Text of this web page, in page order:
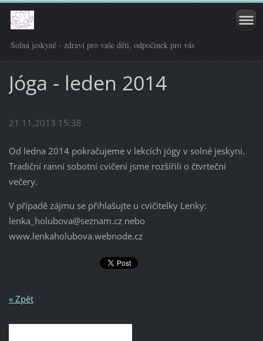
Solná jeskyně - zdraví pro vaše děti, odpočinek pro vás
Jóga - leden 2014
21.11.2013 15:38
Od ledna 2014 pokračujeme v lekcích jógy v solné jeskyni.
Tradiční ranní sobotní cvičení jsme rozšířili o čtvrteční
večery.
V případě zájmu se přihlašujte u cvičitelky Lenky:
lenka_holubova@seznam.cz nebo
www.lenkaholubova.webnode.cz
« Zpět